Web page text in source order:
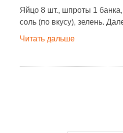
Яйцо 8 шт., шпроты 1 банка,
соль (по вкусу), зелень.
Читать дальше